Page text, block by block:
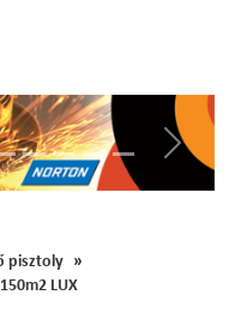
pisztoly
LUX